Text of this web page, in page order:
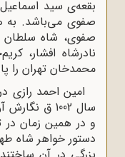
بقعه‌ی سید
صفوی می‌باشد. به
صفوی، شاه
نادرشاه افشار،
محمدخان تهران را
امین ‌احمد رازی
سال 1002 ق
و در همین زمان
دستور خواهر شاه